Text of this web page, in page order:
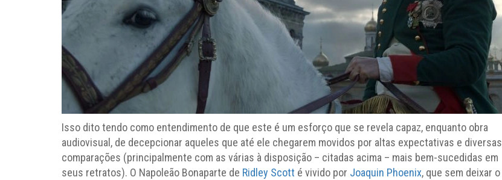
Isso dito tendo como entendimento de que este é um esforço que se revela capaz, enquanto obra
audiovisual, de decepcionar aqueles que até ele chegarem movidos por altas expectativas e diversas
comparações (principalmente com as várias à disposição – citadas acima – mais bem-sucedidas em
seus retratos). O Napoleão Bonaparte de Ridley Scott é vivido por Joaquin Phoenix, que sem deixar o